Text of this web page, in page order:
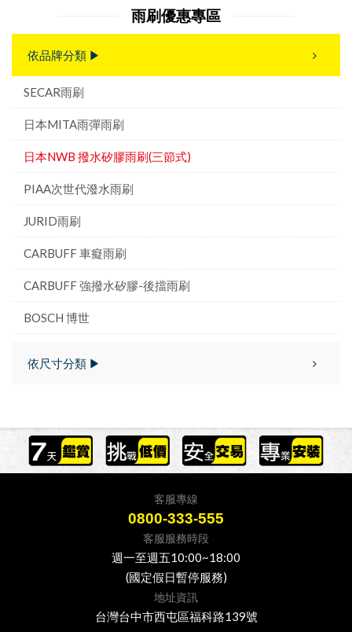
雨刷優惠專區
依品牌分類 ▶
SECAR雨刷
日本MITA雨彈雨刷
日本NWB 撥水矽膠雨刷(三節式)
PIAA次世代潑水雨刷
JURID雨刷
CARBUFF 車癡雨刷
CARBUFF 強撥水矽膠-後擋雨刷
BOSCH 博世
依尺寸分類 ▶
客服專線
0800-333-555
客服服務時段
週一至週五10:00~18:00
(國定假日暫停服務)
地址資訊
台灣台中市西屯區福科路139號